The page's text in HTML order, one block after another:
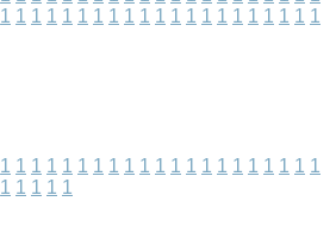
1 1 1 1 1 1 1 1 1 1 1 1 1 1 1 1 1 1 1 1 1
1 1 1 1 1 1 1 1 1 1 1 1 1 1 1 1 1 1 1 1 1
1 1 1 1 1